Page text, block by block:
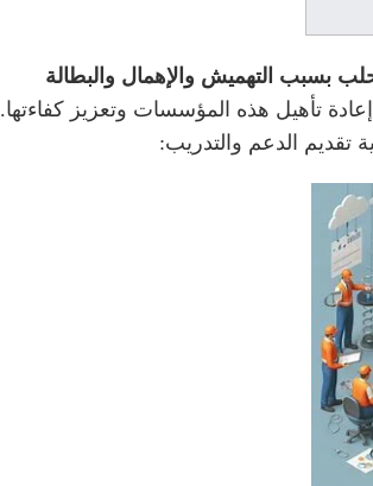
بسبب التهميش والإهمال والبطالة
تأهيل هذه المؤسسات وتعزيز كفاءتها.
تقديم الدعم والتدريب: